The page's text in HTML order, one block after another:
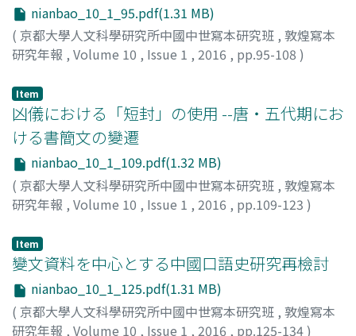
nianbao_10_1_95.pdf(1.31 MB)
( 京都大學人文科學研究所中國中世寫本研究班 , 敦煌寫本
研究年報 , Volume 10 , Issue 1 , 2016 , pp.95-108 )
Item
凶儀における「短封」の使用 --唐・五代期にお
ける書簡文の變遷
nianbao_10_1_109.pdf(1.32 MB)
( 京都大學人文科學研究所中國中世寫本研究班 , 敦煌寫本
研究年報 , Volume 10 , Issue 1 , 2016 , pp.109-123 )
Item
變文資料を中心とする中國口語史研究再檢討
nianbao_10_1_125.pdf(1.31 MB)
( 京都大學人文科學研究所中國中世寫本研究班 , 敦煌寫本
研究年報 , Volume 10 , Issue 1 , 2016 , pp.125-134)